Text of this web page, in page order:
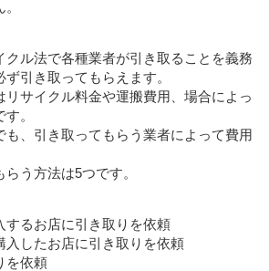
クル法で各種業者が引き取ることを義務
引き取ってもらえます。
リサイクル料金や運搬費用、場合によっ
。
も、引き取ってもらう業者によって費用
う方法は5つです。
するお店に引き取りを依頼
入したお店に引き取りを依頼
を依頼